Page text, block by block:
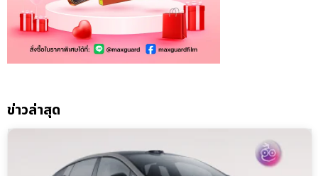
ข่าวล่าสุด